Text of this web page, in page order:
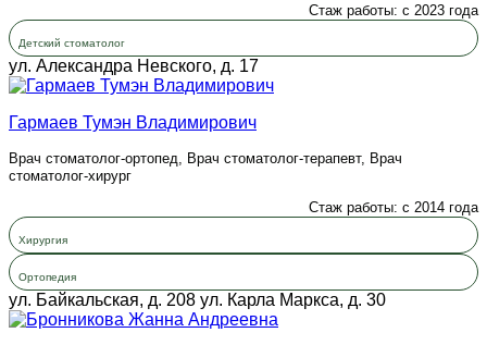
Стаж работы: с 2023 года
Детский стоматолог
ул. Александра Невского, д. 17
Гармаев Тумэн Владимирович
Врач стоматолог-ортопед, Врач стоматолог-терапевт, Врач
стоматолог-хирург
Стаж работы: с 2014 года
Хирургия
Ортопедия
ул. Байкальская, д. 208 ул. Карла Маркса, д. 30